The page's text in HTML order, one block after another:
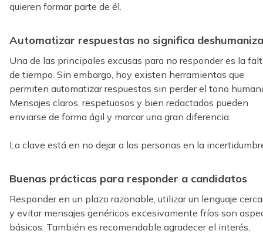
quieren formar parte de él.
Automatizar respuestas no significa
Una de las principales excusas para no responder es la
de tiempo. Sin embargo, hoy existen herramientas que
permiten automatizar respuestas sin perder el tono
Mensajes claros, respetuosos y bien redactados pueden
enviarse de forma ágil y marcar una gran diferencia.
La clave está en no dejar a las personas en la
Buenas prácticas para responder a candidatos
Responder en un plazo razonable, utilizar un lenguaje
y evitar mensajes genéricos excesivamente fríos son
básicos. También es recomendable agradecer el interés,